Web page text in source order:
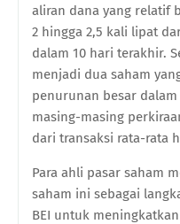
aliran dana yang relatif
2 hingga 2,5 kali lipat
dalam 10 hari terakhir.
menjadi dua saham
penurunan besar
masing-masing
dari transaksi rata-rata
Para ahli pasar saham
saham ini sebagai
BEI untuk